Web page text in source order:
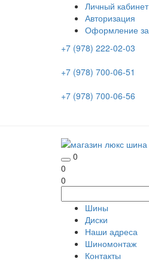
Личный кабинет
Авторизация
Оформление
+7 (978) 222-02-03
+7 (978) 700-06-51
+7 (978) 700-06-56
0
0
0
Шины
Диски
Наши адреса
Шиномонтаж
Контакты